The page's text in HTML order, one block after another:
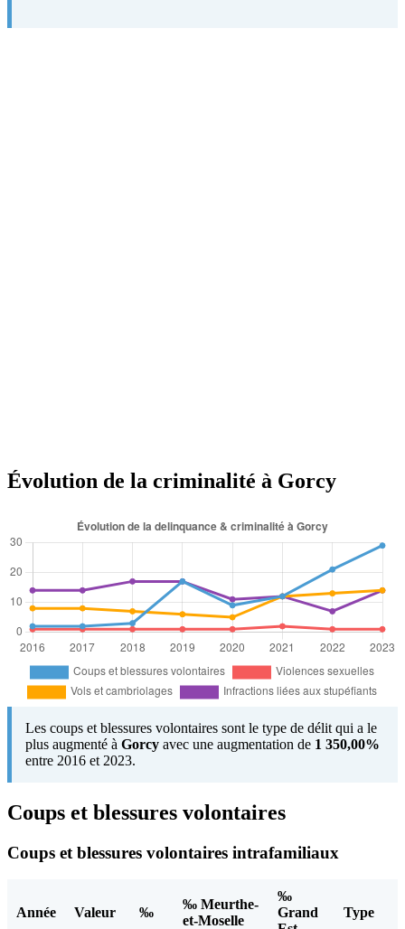
Évolution de la criminalité à Gorcy
Les coups et blessures volontaires sont le type de délit qui a le
plus augmenté à Gorcy avec une augmentation de 1 350,00%
entre 2016 et 2023.
Coups et blessures volontaires
Coups et blessures volontaires intrafamiliaux
Année Valeur ‰
‰ Meurthe-
et-Moselle
‰
Grand
Type